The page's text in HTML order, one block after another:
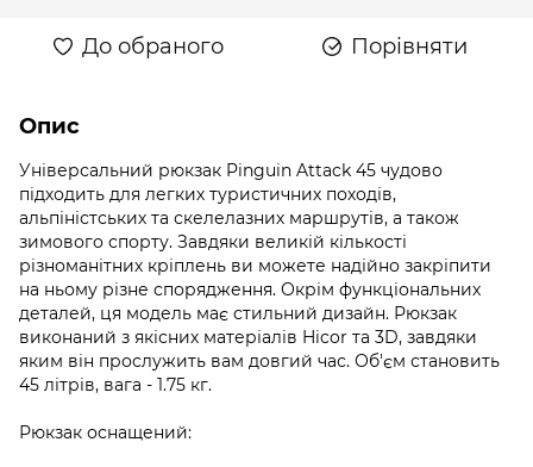
До обраного Порівняти
Опис
Універсальний рюкзак Pinguin Attack 45 чудово
підходить для легких туристичних походів,
альпіністських та скелелазних маршрутів, а також
зимового спорту. Завдяки великій кількості
різноманітних кріплень ви можете надійно закріпити
на ньому різне спорядження. Окрім функціональних
деталей, ця модель має стильний дизайн. Рюкзак
виконаний з якісних матеріалів Hicor та 3D, завдяки
яким він прослужить вам довгий час. Об'єм становить
45 літрів, вага - 1.75 кг.
Рюкзак оснащений: